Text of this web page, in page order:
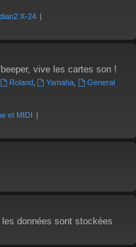
X-24
vive les cartes son !
Roland, Yamaha
General
et MIDI
données sont stockées